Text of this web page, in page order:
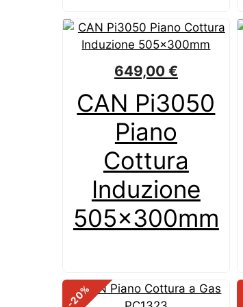
CAN Pi3050
Piano
Cottura
Induzione
505x300mm
649,00 €
-20
%